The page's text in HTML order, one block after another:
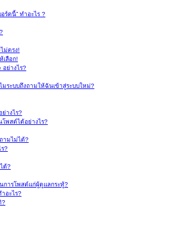
ร์ดนี้” ทำอะไร ?
ม่ตรง!
เลือก!
อย่างไร?
ระบบถึงถามให้ฉันเข้าสู่ระบบใหม่?
างไร?
พสต์ได้อย่างไร?
ามไม่ได้?
?
ด้?
การโพสต์แก่ผู้ดูแลกระทู้?
อะไร?
?